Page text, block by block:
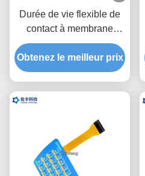
Durée de vie flexible de
contact à membrane
d'ANIMAL FAMILIER de
la lumière FPC de la
carte PCB LED longue
Obtenez le meilleur prix